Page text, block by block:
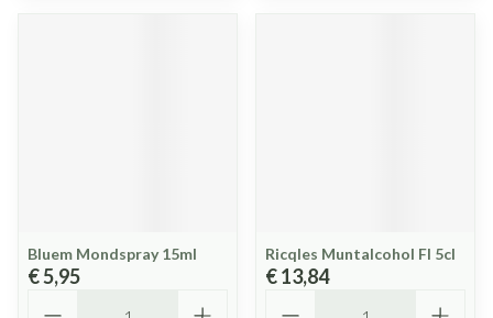
Bluem Mondspray 15ml
€ 5,95
Ricqles Muntalcohol Fl 5cl
€ 13,84